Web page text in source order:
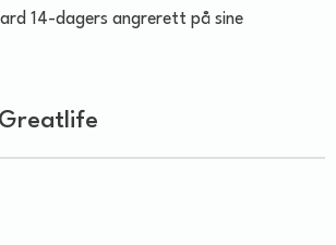
14-dagers angrerett på sine